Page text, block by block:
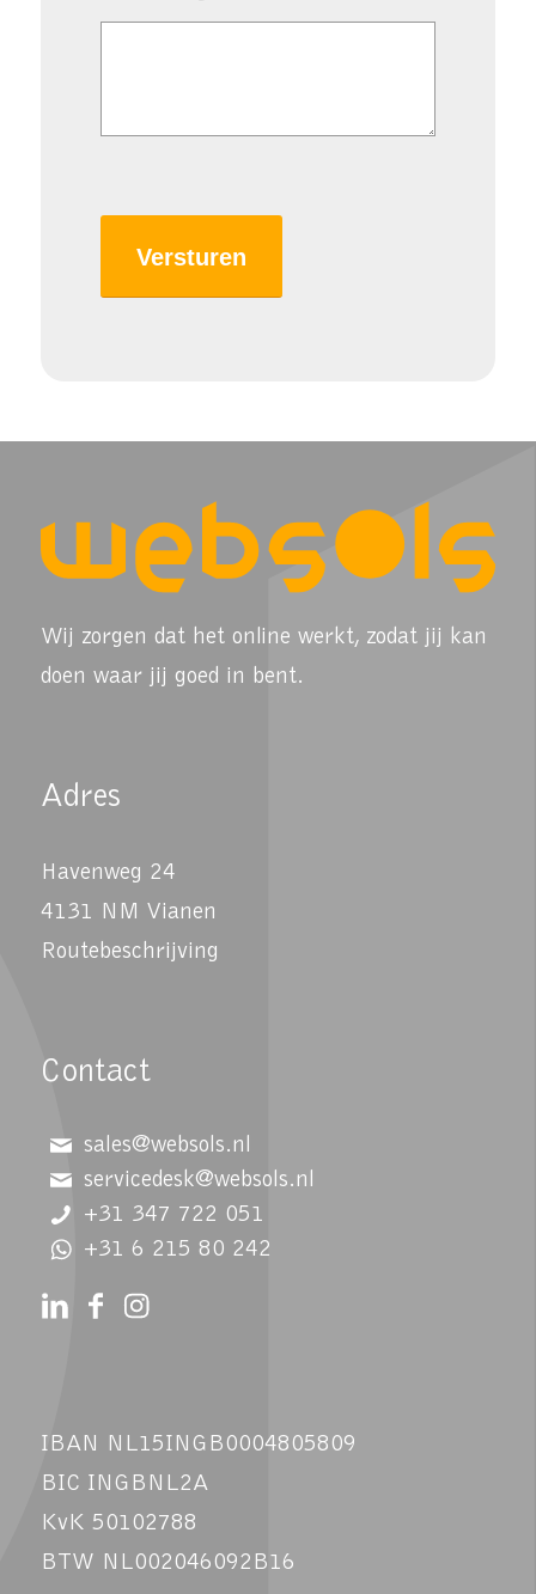
Wij zorgen dat het online werkt, zodat jij kan
doen waar jij goed in bent.
Adres
Havenweg 24
4131 NM Vianen
Routebeschrijving
Contact
sales@websols.nl
servicedesk@websols.nl
+31 347 722 051
+31 6 215 80 242
IBAN NL15INGB0004805809
BIC INGBNL2A
KvK 50102788
BTW NL002046092B16